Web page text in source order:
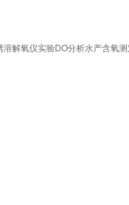
解氧仪实验DO分析水产含氧